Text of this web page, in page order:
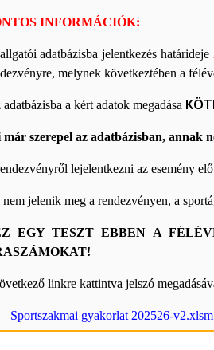
INFORMÁCIÓK:
adatbázisba jelentkezés határideje
melynek következtében a
a kért adatok megadása
szerepel az adatbázisban, annak
lejelentkezni az esemény
jelenik meg a rendezvényen, a
EGY TESZT EBBEN A
linkre kattintva jelszó
Sportszakmai gyakorlat 202526-v2.xlsm